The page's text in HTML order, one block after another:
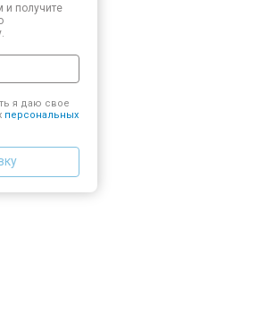
и получите
я даю свое
персональных